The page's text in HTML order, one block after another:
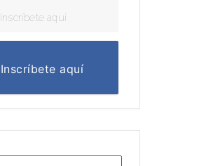
Inscríbete aquí
Inscríbete aquí